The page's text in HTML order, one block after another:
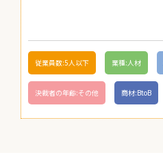
従業員数:5人以下 業種:人材
決裁者の年齢:その他 商材:BtoB